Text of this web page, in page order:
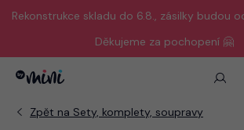
Rekonstrukce skladu do 6.8., zásilky budou
Děkujeme za pochopení 🤗